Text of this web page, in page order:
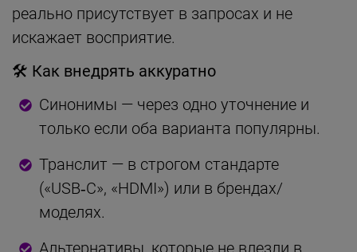
реально присутствует в запросах и не
искажает восприятие.
🛠 Как внедрять аккуратно
Синонимы — через одно уточнение и
только если оба варианта популярны.
Транслит — в строгом стандарте
(«USB‑C», «HDMI») или в брендах/
моделях.
Альтернативы, которые не влезли в